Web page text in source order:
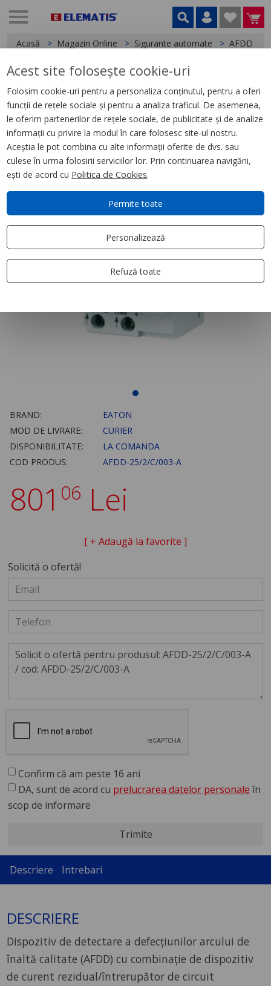
Acasă Magazin Online Sigurante automate AFDD
< AFDD
AFDD-25/2/C/003-A
BRAND:
EATON
MOD DE LIVRARE:
CURIER
DISPONIBILITATE:
LA COMANDA
COD PRODUS:
AFDD-25/2/C/003-A
801 06 Lei
[ + Adaugă la favorite ]
Solicită o ofertă!
Confirm că am peste 16 ani
DA, sunt de acord cu prelucrarea datelor personale în
scop de informare
Trimite
Descriere Intrebari
DESCRIERE
Dispozitiv de detectare a defecțiunilor arcului de
înaltă calitate (AFDD) cu combinație de dispozitiv
de curent rezidual/întrerupător de circuit
Acest site folosește cookie-uri
Folosim cookie-uri pentru a personaliza conținutul, pentru a oferi
funcții de rețele sociale și pentru a analiza traficul. De asemenea,
le oferim partenerilor de rețele sociale, de publicitate și de analize
informații cu privire la modul în care folosesc site-ul nostru.
Aceștia le pot combina cu alte informații oferite de dvs. sau
culese în urma folosirii serviciilor lor. Prin continuarea navigării,
ești de acord cu Politica de Cookies.
Permite toate
Personalizează
Refuză toate